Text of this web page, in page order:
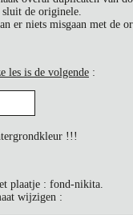
de originele.
er niets misgaan met de
les is de volgende :
!!!
plaatje : fond-nikita.
wijzigen :